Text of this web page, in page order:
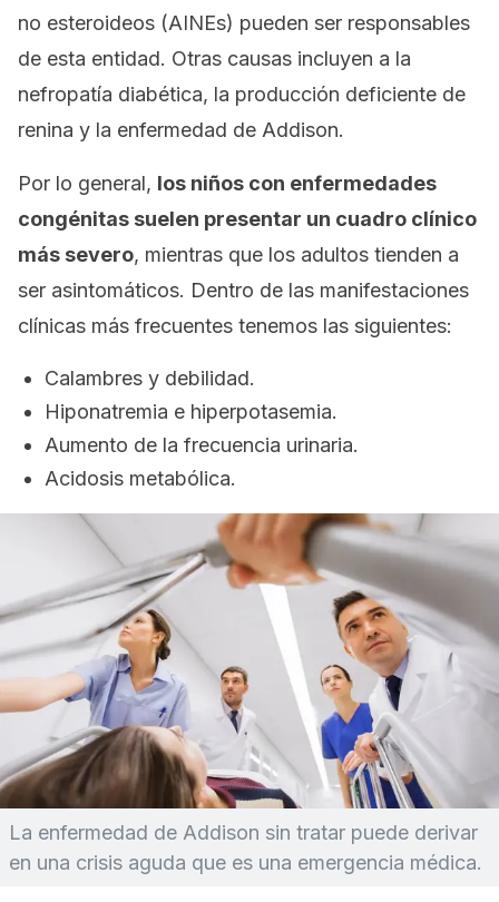
no esteroideos (AINEs) pueden ser responsables
de esta entidad. Otras causas incluyen a la
nefropatía diabética, la producción deficiente de
renina y la enfermedad de Addison.
Por lo general, los niños con enfermedades
congénitas suelen presentar un cuadro clínico
más severo, mientras que los adultos tienden a
ser asintomáticos. Dentro de las manifestaciones
clínicas más frecuentes tenemos las siguientes:
Calambres y debilidad.
Hiponatremia e hiperpotasemia.
Aumento de la frecuencia urinaria.
Acidosis metabólica.
La enfermedad de Addison sin tratar puede derivar
en una crisis aguda que es una emergencia médica.